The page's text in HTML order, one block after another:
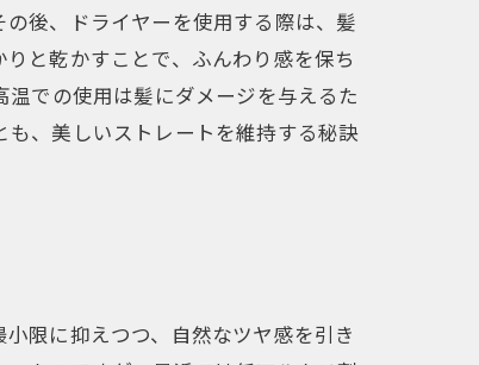
後、ドライヤーを使用する際は、髪
と乾かすことで、ふんわり感を保ち
での使用は髪にダメージを与えるた
、美しいストレートを維持する秘訣
限に抑えつつ、自然なツヤ感を引き